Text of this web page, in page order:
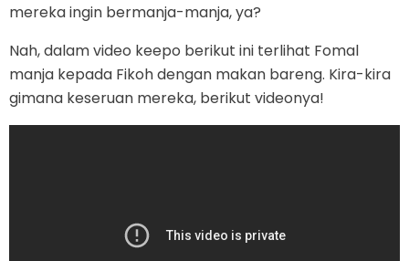
mereka ingin bermanja-manja, ya?
Nah, dalam video keepo berikut ini terlihat Fomal
manja kepada Fikoh dengan makan bareng. Kira-kira
gimana keseruan mereka, berikut videonya!